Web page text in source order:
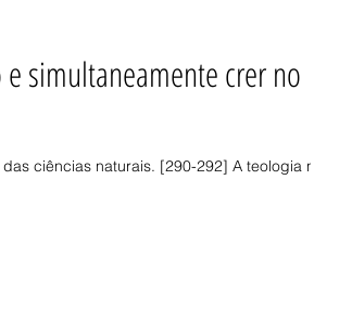
simultaneamente crer no
ciências naturais. [290-292] A teologia não